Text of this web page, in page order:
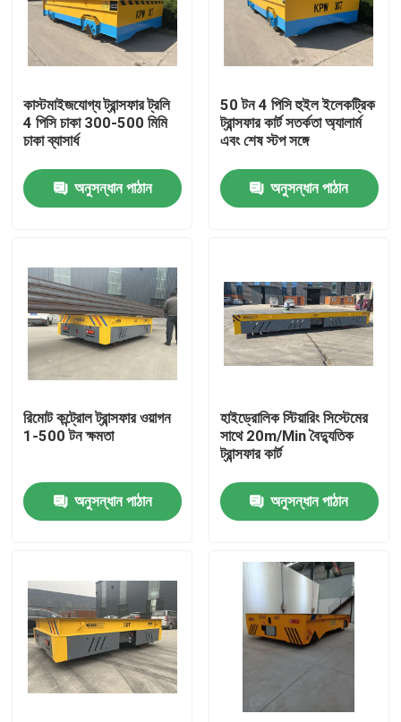
বাড়ি
ভিডিও
আমাদের সম্পর্কে
কারখানা ভ্রমণ
মান নিয়ন্ত্রণ
উদ্ধৃতির জন্য আবেদন
বৈদ্যুতিক স্থানান্তর কার্ট
কাস্টমাইজযোগ্য ট্রান্সফার ট্রলি
4 পিসি চাকা 300-500 মিমি
চাকা ব্যাসার্ধ
অনুসন্ধান পাঠান
50 টন 4 পিসি হুইল ইলেকট্রিক
ট্রান্সফার কার্ট সতর্কতা অ্যালার্ম
এবং শেষ স্টপ সঙ্গে
অনুসন্ধান পাঠান
রিমোট কন্ট্রোল ট্রান্সফার ওয়াগন
1-500 টন ক্ষমতা
অনুসন্ধান পাঠান
হাইড্রোলিক স্টিয়ারিং সিস্টেমের
সাথে 20m/Min বৈদ্যুতিক
ট্রান্সফার কার্ট
অনুসন্ধান পাঠান